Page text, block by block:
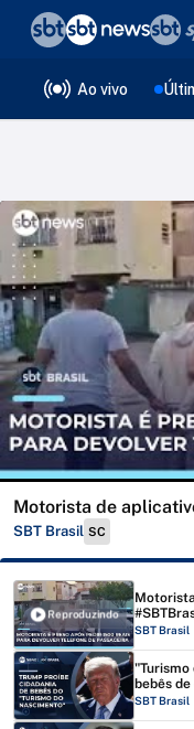
Ao vivo
Motorista de
SBT Brasil SC
Reproduzindo
SBT Brasil
"Turismo
bebês
SBT Brasil
❮voltar